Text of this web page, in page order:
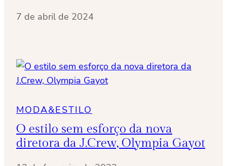
7 de abril de 2024
MODA&ESTILO
O estilo sem esforço da nova
diretora da J.Crew, Olympia Gayot